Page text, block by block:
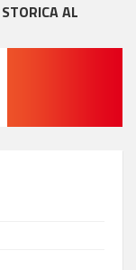
AL